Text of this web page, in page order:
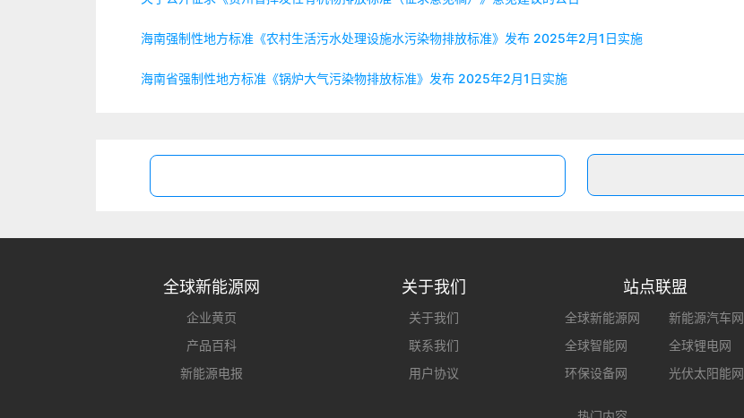
海南强制性地方标准《农村生活污水处理设施水污染物排放标准》发布 2025年2月1日实施
海南省强制性地方标准《锅炉大气污染物排放标准》发布 2025年2月1日实施
全球新能源网
企业黄页
产品百科
新能源电报
关于我们
关于我们
联系我们
用户协议
站点联盟
全球新能源网
新能源汽车网
全球智能网
全球锂电网
环保设备网
光伏太阳能网